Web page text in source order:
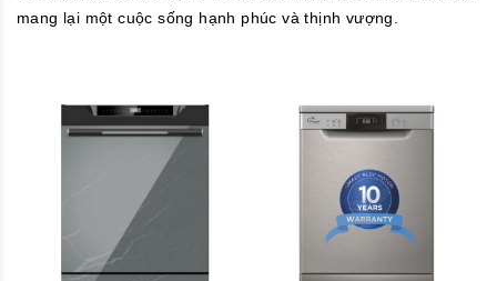
mang lại một cuộc sống hạnh phúc và thịnh vượng.